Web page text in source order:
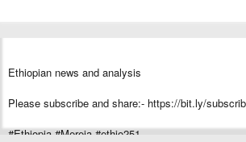
Ethiopian news and analysis
Please subscribe and share:- https://bit.ly/
#Ethiopia #Mereja #ethio251